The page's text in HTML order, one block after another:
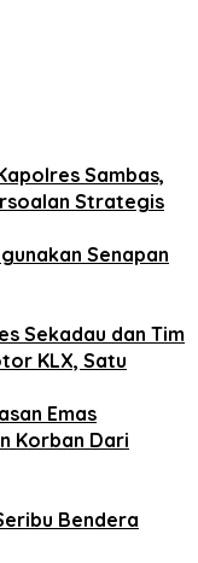
Sambas,
Strategis
Senapan
Sekadau dan Tim
KLX, Satu
Emas
Korban Dari
Bendera